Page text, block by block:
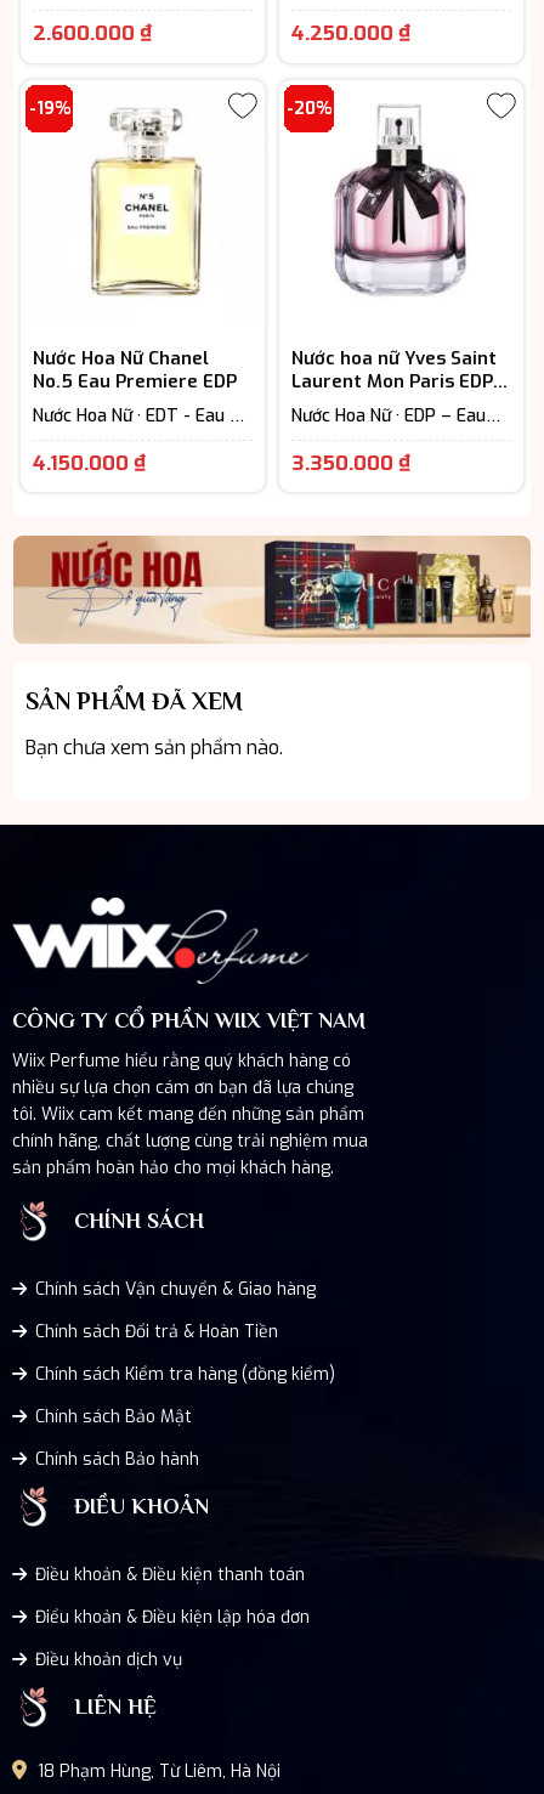
7-12h)
2.600.000₫Khoảng
2.600.000 ₫
đến
3.400.000 ₫
Scent - Hương gỗ
4.250.000 ₫Giá
là:
4.250.000
-19%
Nước Hoa Nữ Chanel
No.5 Eau Premiere EDP
Nước Hoa Nữ · EDT - Eau De
6h) · Floral – Hương hoa cỏ
4.150.000₫Giá
là:
4.150.000 ₫.
-20%
Nước hoa nữ Yves Saint
Laurent Mon Paris EDP
chính hãng
Nước Hoa Nữ · EDP – Eau
7-12h) · Fruity - Hương trái
3.350.000 ₫Giá
là:
3.350.000
SẢN PHẨM ĐÃ XEM
Bạn chưa xem sản phẩm nào.
CÔNG TY CỔ PHẦN WIIX VIỆT NAM
Wiix Perfume hiểu rằng quý khách hàng có
nhiều sự lựa chọn cám ơn bạn đã lựa chúng
tôi. Wiix cam kết mang đến những sản phẩm
chính hãng, chất lượng cùng trải nghiệm mua
sản phẩm hoàn hảo cho mọi khách hàng.
CHÍNH SÁCH
Chính sách Vận chuyển & Giao hàng
Chính sách Đổi trả & Hoàn Tiền
Chính sách Kiểm tra hàng (đồng kiểm)
Chính sách Bảo Mật
Chính sách Bảo hành
ĐIỀU KHOẢN
Điều khoản & Điều kiện thanh toán
Điểu khoản & Điều kiện lập hóa đơn
Điều khoản dịch vụ
LIÊN HỆ
18 Phạm Hùng, Từ Liêm, Hà Nội